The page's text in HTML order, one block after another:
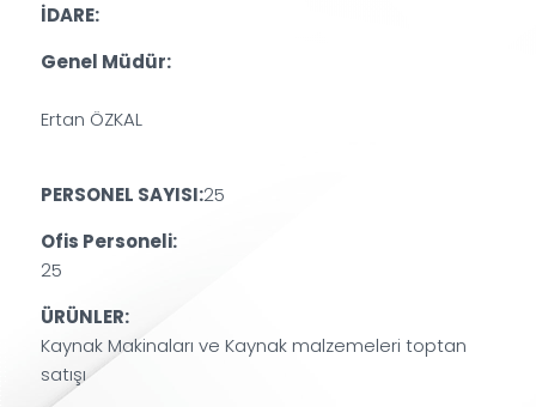
İDARE:
Genel Müdür:
Ertan ÖZKAL
PERSONEL SAYISI:25
Ofis Personeli:
25
ÜRÜNLER:
Kaynak Makinaları ve Kaynak malzemeleri toptan
satışı